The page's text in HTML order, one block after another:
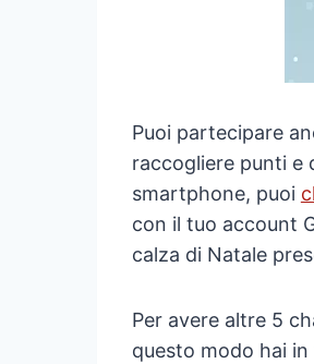
Puoi partecipare
raccogliere punti e
smartphone, puoi
con il tuo account
calza di Natale
Per avere altre 5
questo modo hai